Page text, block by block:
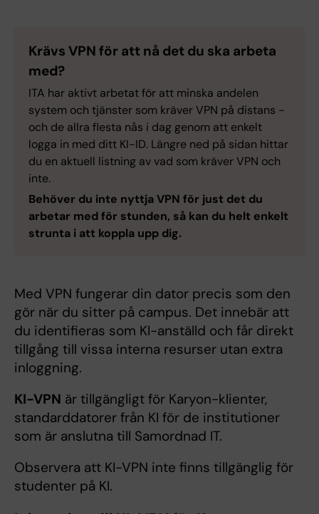
Krävs VPN för att nå det du ska arbeta
med?
ITA har aktivt arbetat för att minska andelen
system och tjänster som kräver VPN på distans -
och de allra flesta nås i dag genom att enkelt
logga in med ditt KI-ID. Längre ned på sidan hittar
du en aktuell listning av vad som kräver VPN och
inte.
Behöver du inte nyttja VPN för just det du
arbetar med för stunden, så kan du helt enkelt
strunta i att koppla upp dig.
Med VPN fungerar din dator precis som den
gör när du sitter på campus. Det innebär att
du identifieras som KI-anställd och får direkt
tillgång till vissa interna resurser utan extra
inloggning.
KI-VPN är tillgängligt för Karyon-klienter,
standarddatorer från KI för de institutioner
som är anslutna till Samordnad IT.
Observera att KI-VPN inte finns tillgänglig för
studenter på KI.